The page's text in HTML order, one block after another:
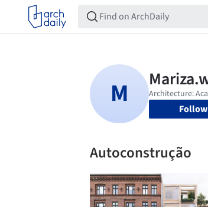
Follow
Autoconstrução